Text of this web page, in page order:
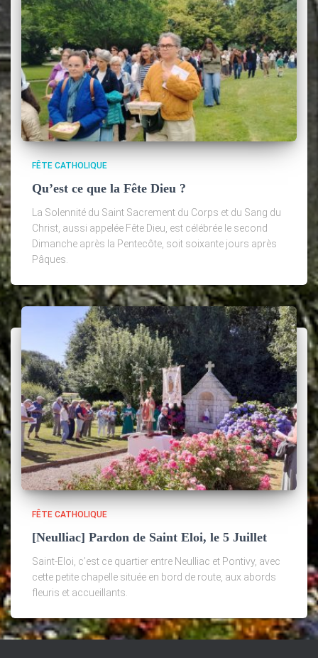
FÊTE CATHOLIQUE
Qu’est ce que la Fête Dieu ?
La Solennité du Saint Sacrement du Corps et du Sang du
Christ, aussi appelée Fête Dieu, est célébrée le second
Dimanche après la Pentecôte, soit soixante jours après
Pâques.
FÊTE CATHOLIQUE
[Neulliac] Pardon de Saint Eloi, le 5 Juillet
Saint-Eloi, c’est ce quartier entre Neulliac et Pontivy, avec
cette petite chapelle située en bord de route, aux abords
fleuris et accueillants.